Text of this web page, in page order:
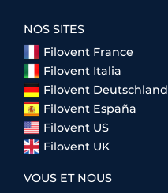
NOS SITES
Filovent France
Filovent Italia
Filovent Deutschland
Filovent España
Filovent US
Filovent UK
VOUS ET NOUS